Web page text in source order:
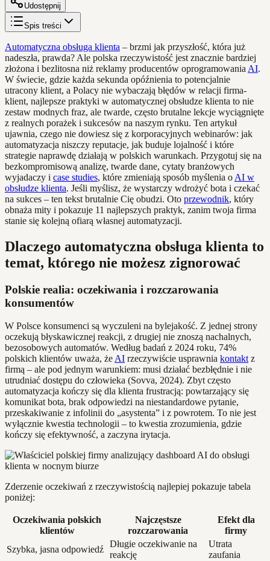
Udostępnij
Spis treści
Automatyczna obsługa klienta – brzmi jak przyszłość, która już
nadeszła, prawda? Ale polska rzeczywistość jest znacznie bardziej
złożona i bezlitosna niż reklamy producentów oprogramowania AI.
W świecie, gdzie każda sekunda opóźnienia to potencjalnie
utracony klient, a Polacy nie wybaczają błędów w relacji firma-
klient, najlepsze praktyki w automatycznej obsłudze klienta to nie
zestaw modnych fraz, ale twarde, często brutalne lekcje wyciągnięte
z realnych porażek i sukcesów na naszym rynku. Ten artykuł
ujawnia, czego nie dowiesz się z korporacyjnych webinarów: jak
automatyzacja niszczy reputacje, jak buduje lojalność i które
strategie naprawdę działają w polskich warunkach. Przygotuj się na
bezkompromisową analizę, twarde dane, cytaty branżowych
wyjadaczy i case studies, które zmieniają sposób myślenia o AI w
obsłudze klienta. Jeśli myślisz, że wystarczy wdrożyć bota i czekać
na sukces – ten tekst brutalnie Cię obudzi. Oto przewodnik, który
obnaża mity i pokazuje 11 najlepszych praktyk, zanim twoja firma
stanie się kolejną ofiarą własnej automatyzacji.
Dlaczego automatyczna obsługa klienta to
temat, którego nie możesz zignorować
Polskie realia: oczekiwania i rozczarowania
konsumentów
W Polsce konsumenci są wyczuleni na bylejakość. Z jednej strony
oczekują błyskawicznej reakcji, z drugiej nie znoszą nachalnych,
bezosobowych automatów. Według badań z 2024 roku, 74%
polskich klientów uważa, że AI rzeczywiście usprawnia kontakt z
firmą – ale pod jednym warunkiem: musi działać bezbłędnie i nie
utrudniać dostępu do człowieka (Sovva, 2024). Zbyt często
automatyzacja kończy się dla klienta frustracją: powtarzający się
komunikat bota, brak odpowiedzi na niestandardowe pytanie,
przeskakiwanie z infolinii do „asystenta” i z powrotem. To nie jest
wyłącznie kwestia technologii – to kwestia zrozumienia, gdzie
kończy się efektywność, a zaczyna irytacja.
Zderzenie oczekiwań z rzeczywistością najlepiej pokazuje tabela
poniżej:
Oczekiwania polskich
klientów
Najczęstsze
rozczarowania
Efekt dla
firmy
Szybka, jasna odpowiedź
Długie oczekiwanie na
reakcję
Utrata
zaufania